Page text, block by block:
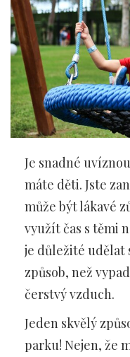
Je snadné
máte děti. Jste
může být lákavé
využít čas s těmi
je důležité udělat
způsob, než
čerstvý vzduch.
Jeden skvělý
parku! Nejen, že